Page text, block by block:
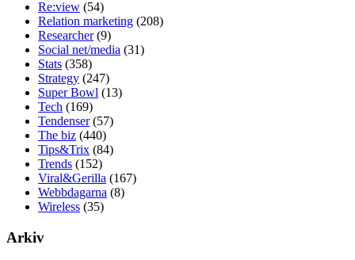
Re:view (54)
Relation marketing (208)
Researcher(9)
Social net/media (31)
Stats (358)
Strategy (247)
Super Bowl (13)
Tech (169)
Tendenser(57)
The biz (440)
Tips&Trix (84)
Trends (152)
Viral&Gerilla (167)
Webbdagarna (8)
Wireless (35)
Arkiv